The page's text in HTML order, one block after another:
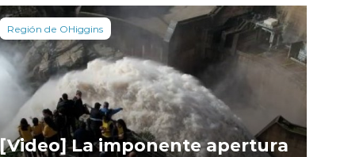
Región de OHiggins
[Video] La imponente apertura